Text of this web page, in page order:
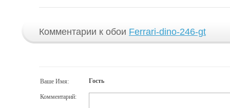
Комментарии к обои Ferrari-dino-246-gt
Ваше Имя: Гость
Комментарий: